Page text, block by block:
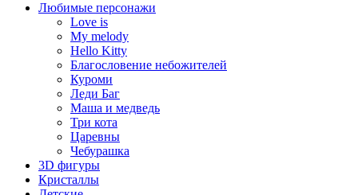
Любимые персонажи
Love is
My melody
Hello Kitty
Благословение небожителей
Куроми
Леди Баг
Маша и медведь
Три кота
Царевны
Чебурашка
3D фигуры
Кристаллы